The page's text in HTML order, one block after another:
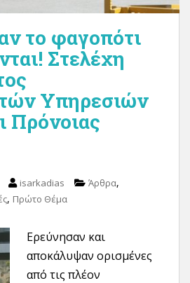
το φαγοπότι
Στελέχη
Υπηρεσιών
Πρόνοιας
isarkadias Άρθρα,
, Πρώτο Θέμα
Ερεύνησαν και
αποκάλυψαν ορισμένες
από τις πλέον